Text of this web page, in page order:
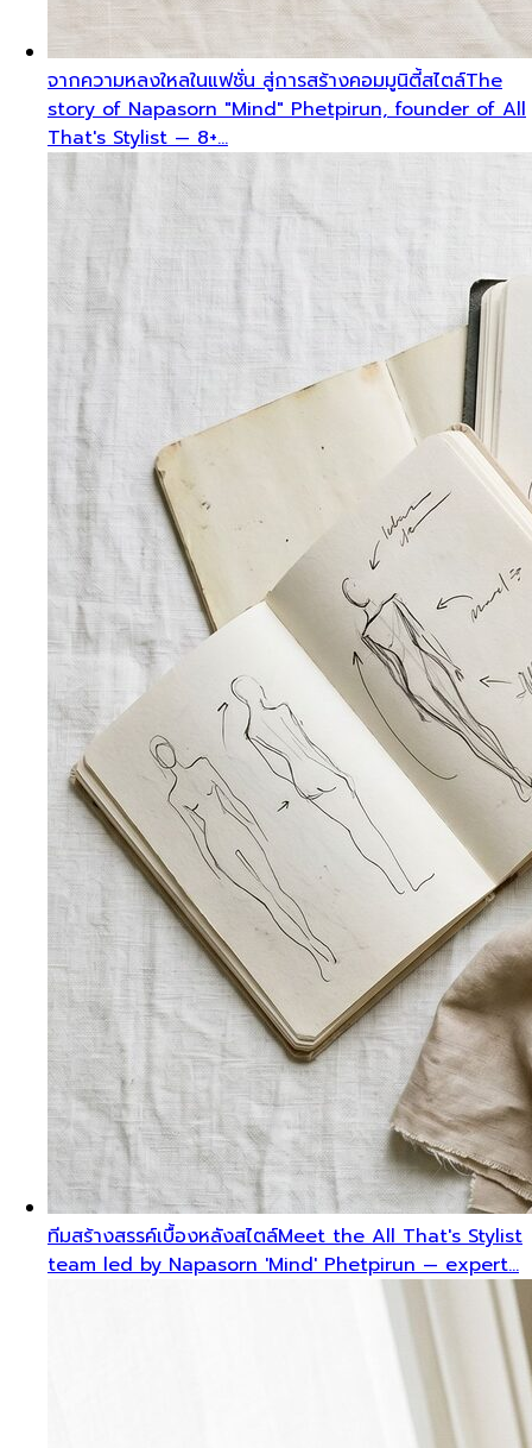
จากความหลงใหลในแฟชั่น สู่การสร้างคอมมูนิตี้สไตล์The
story of Napasorn "Mind" Phetpirun, founder of All
That's Stylist — 8+…
ทีมสร้างสรรค์เบื้องหลังสไตล์Meet the All That's Stylist
team led by Napasorn 'Mind' Phetpirun — expert…